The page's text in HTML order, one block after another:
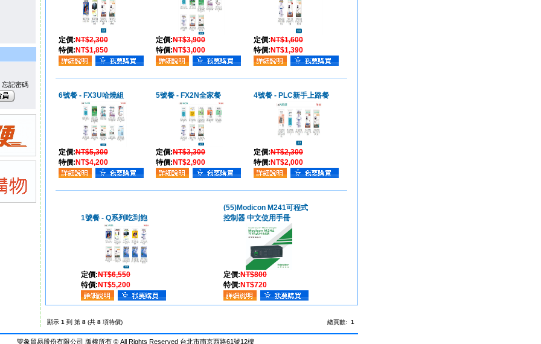
忘記密碼
定價:NT$2,300
特價: NT$1,850
定價:NT$3,900
特價: NT$3,000
定價:NT$1,600
特價: NT$1,390
6號餐 - FX3U哈燒組
定價:NT$5,300
特價: NT$4,200
5號餐 - FX2N全家餐
定價:NT$3,300
特價: NT$2,900
4號餐 - PLC新手上路餐
定價:NT$2,300
特價: NT$2,000
1號餐 - Q系列吃到飽
定價:NT$6,550
特價: NT$5,200
(55)Modicon M241可程式
控制器 中文使用手冊
定價:NT$800
特價: NT$720
顯示 1 到 第 8(共 8項特價) 總頁數: 1
雙象貿易股份有限公司 版權所有 © All Rights Reserved 台北市南京西路61號12樓